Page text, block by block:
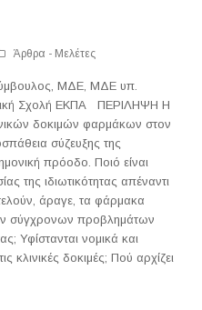
Άρθρα - Μελέτες
ΜΔΕ, ΜΔΕ υπ.
Σχολή ΕΚΠΑ ΠΕΡΙΛΗΨΗ Η
δοκιμών φαρμάκων στον
σύζευξης της
πρόοδο. Ποιό είναι
της ιδιωτικότητας απέναντι
άραγε, τα φάρμακα
σύγχρονων προβλημάτων
Υφίστανται νομικά και
κλινικές δοκιμές; Πού αρχίζει